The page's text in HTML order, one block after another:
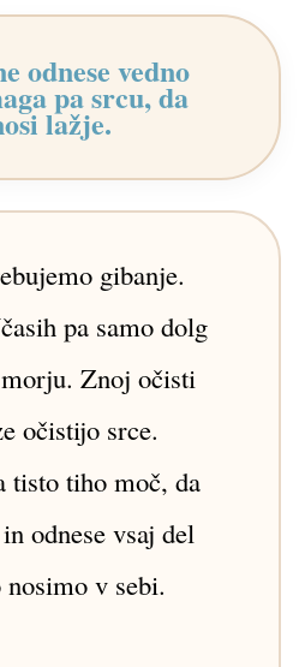
odnese vedno
pa srcu, da
lažje.
gibanje.
pa samo dolg
Znoj očisti
očistijo srce.
tisto tiho moč, da
odnese vsaj del
v sebi.